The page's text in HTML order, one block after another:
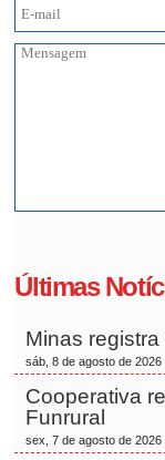
Últimas
Minas
sáb, 8 de agosto de 2026
Cooperativa
Funrural
sex, 7 de agosto de 2026